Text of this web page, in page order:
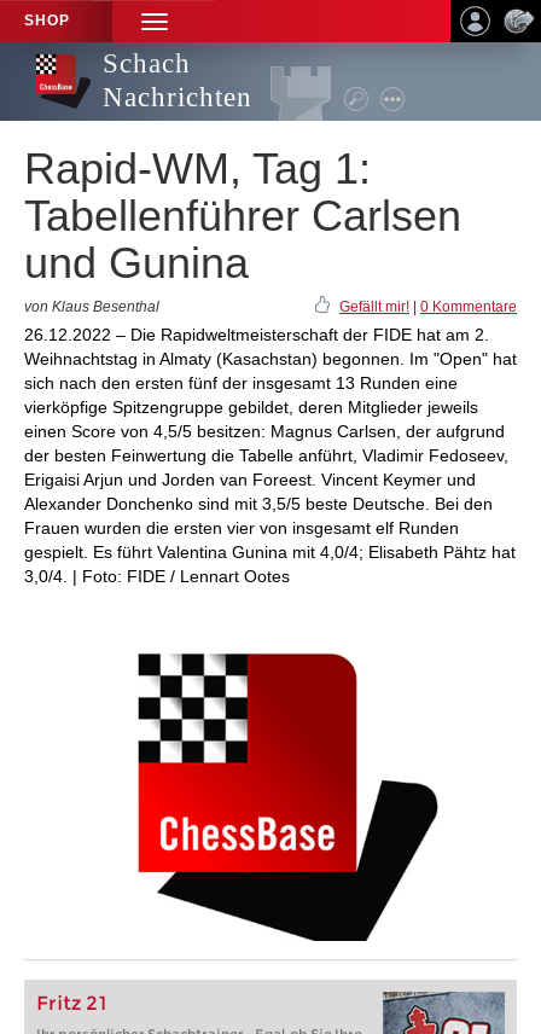
SHOP
TOGGLE
NAVIGATION
Schach
Nachrichten
Rapid-WM, Tag 1:
Tabellenführer Carlsen
und Gunina
von Klaus Besenthal Gefällt mir! 0 Kommentare
26.12.2022 – Die Rapidweltmeisterschaft der FIDE hat am 2.
Weihnachtstag in Almaty (Kasachstan) begonnen. Im "Open" hat
sich nach den ersten fünf der insgesamt 13 Runden eine
vierköpfige Spitzengruppe gebildet, deren Mitglieder jeweils
einen Score von 4,5/5 besitzen: Magnus Carlsen, der aufgrund
der besten Feinwertung die Tabelle anführt, Vladimir Fedoseev,
Erigaisi Arjun und Jorden van Foreest. Vincent Keymer und
Alexander Donchenko sind mit 3,5/5 beste Deutsche. Bei den
Frauen wurden die ersten vier von insgesamt elf Runden
gespielt. Es führt Valentina Gunina mit 4,0/4; Elisabeth Pähtz hat
3,0/4. | Foto: FIDE / Lennart Ootes
Fritz 21